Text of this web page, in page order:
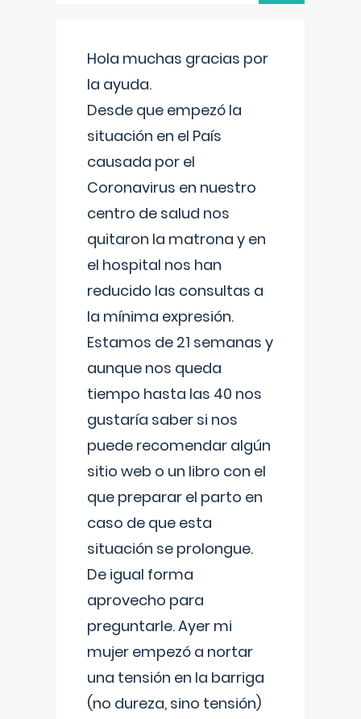
Hola muchas gracias por
la ayuda.
Desde que empezó la
situación en el País
causada por el
Coronavirus en nuestro
centro de salud nos
quitaron la matrona y en
el hospital nos han
reducido las consultas a
la mínima expresión.
Estamos de 21 semanas y
aunque nos queda
tiempo hasta las 40 nos
gustaría saber si nos
puede recomendar algún
sitio web o un libro con el
que preparar el parto en
caso de que esta
situación se prolongue.
De igual forma
aprovecho para
preguntarle. Ayer mi
mujer empezó a nortar
una tensión en la barriga
(no dureza, sino tensión)